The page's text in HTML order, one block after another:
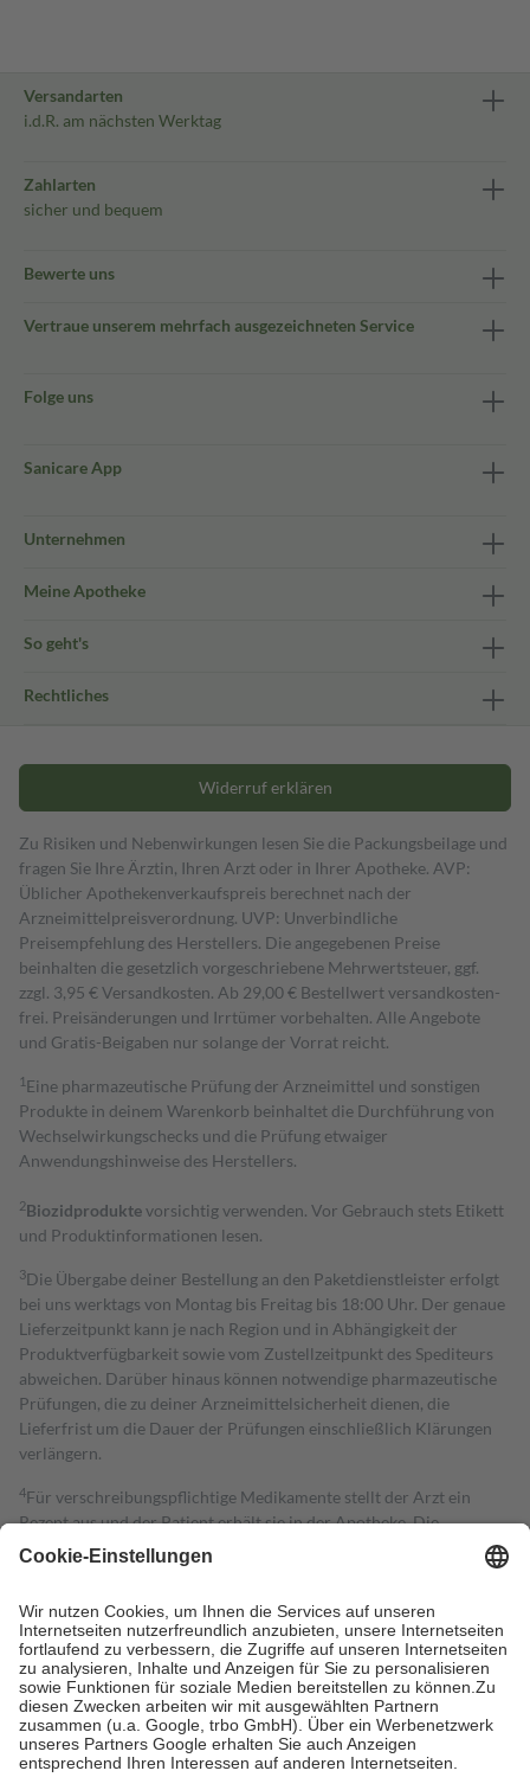
Versandarten
i.d.R. am nächsten Werktag
Zahlarten
sicher und bequem
Bewerte uns
Vertraue unserem mehrfach ausgezeichneten Service
Folge uns
Sanicare App
Unternehmen
Meine Apotheke
So geht's
Rechtliches
Widerruf erklären
Zu Risiken und Nebenwirkungen lesen Sie die Packungsbeilage und
fragen Sie Ihre Ärztin, Ihren Arzt oder in Ihrer Apotheke. AVP:
Üblicher Apothekenverkaufspreis berechnet nach der
Arzneimittelpreisverordnung. UVP: Unverbindliche
Preisempfehlung des Herstellers. Die angegebenen Preise
beinhalten die gesetzlich vorgeschriebene Mehrwertsteuer, ggf.
zzgl. 3,95 € Versandkosten. Ab 29,00 € Bestell­wert versand­kosten­
frei. Preisänderungen und Irrtümer vorbehalten. Alle Angebote
und Gratis-Beigaben nur solange der Vorrat reicht.
1 Eine pharmazeutische Prüfung der Arzneimittel und sonstigen
Produkte in deinem Warenkorb beinhaltet die Durchführung von
Wechselwirkungschecks und die Prüfung etwaiger
Anwendungshinweise des Herstellers.
2Biozidproduktevorsichtig verwenden. Vor Gebrauch stets Etikett
und Produktinformationen lesen.
3Die Übergabe deiner Bestellung an den Paketdienstleister erfolgt
bei uns werktags von Montag bis Freitag bis 18:00 Uhr. Der genaue
Lieferzeitpunkt kann je nach Region und in Abhängigkeit der
Produktverfügbarkeit sowie vom Zustellzeitpunkt des Spediteurs
abweichen. Darüber hinaus können notwendige pharmazeutische
Prüfungen, die zu deiner Arzneimittelsicherheit dienen, die
Lieferfrist um die Dauer der Prüfungen einschließlich Klärungen
verlängern.
4Für verschreibungspflichtige Medikamente stellt der Arzt ein
Rezept aus und der Patient erhält sie in der Apotheke. Die
gesetzliche Krankenversicherung übernimmt in der Regel die
Kosten dafür, der Versicherte trägt einen Teil davon als Zuzahlung
Grundsätzlich leisten Mitglieder Zuzahlungen in Höhe von zehn
Prozent des Abgabepreises,mindestens jedochfünf Euround
höchstens zehn Euro.Es sind jedoch nie mehr als die tatsächlichen
Kosten der Leistung zu entrichten.
Diese Regeln gelten grundsätzlich auch für Online-Apotheken.
Bei Heilmitteln und häuslicher Krankenpflege beträgt die
Zuzahlung zehn Prozent der Kosten sowie zehn Euro je